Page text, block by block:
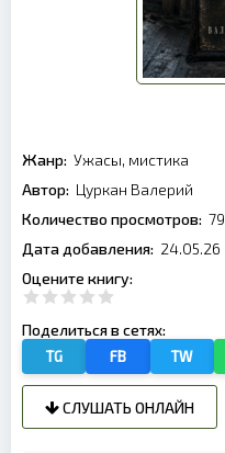
Жанр: Ужасы, мистика
Автор: Цуркан Валерий
Количество просмотров: 79
Дата добавления: 24.05.26
Оцените книгу:
Поделиться в сетях:
TG FB TW
СЛУШАТЬ ОНЛАЙН